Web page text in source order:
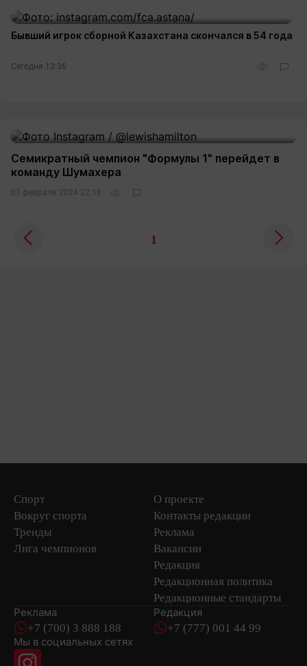
Бывший игрок сборной Казахстана скончался в 54 года
Сегодня 13:36
Семикратный чемпион "Формулы 1" перейдет в
команду Шумахера
01 февраля 2024 22:18
1
Спорт
Вокруг спорта
Тренды
Лига чемпионов
О проекте
Контакты редакции
Реклама
Вакансии
Редакция
Редакционная политика
Редакционные стандарты
Реклама
+7 (700) 3 888 188
Редакция
+7 (777) 001 44 99
Мы в социальных сетях